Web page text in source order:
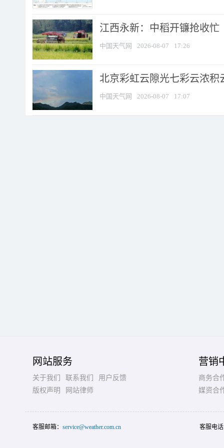
江西永新：中稻开镰抢收忙
中国天气网 2026-08-07 17:26
北京彩虹云隙光七彩云浓积
中国天气网 2026-08-07 17:07
网站服务
关于我们 联系我们
用户反馈
版权声明
网站律师
营销
商务合
媒资合
客服邮箱： service@weather.com.cn 客服电